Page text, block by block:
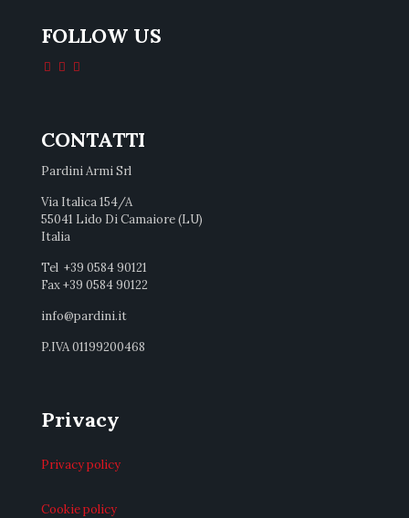
FOLLOW US
CONTATTI
Pardini Armi Srl
Via Italica 154/A
55041 Lido Di Camaiore (LU)
Italia
Tel +39 0584 90121
Fax +39 0584 90122
info@pardini.it
P.IVA 01199200468
Privacy
Privacy policy
Cookie policy